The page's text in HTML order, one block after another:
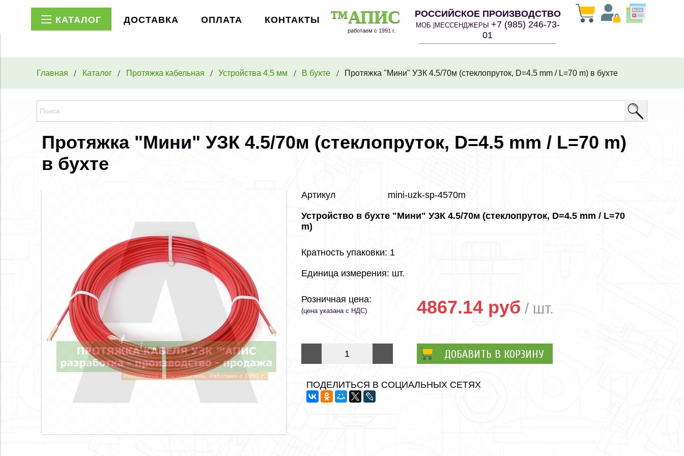
КАТАЛОГ ДОСТАВКА ОПЛАТА КОНТАКТЫ ™АПИС
работаем с 1991 г.
РОССИЙСКОЕ ПРОИЗВОДСТВО
МОБ.|МЕССЕНДЖЕРЫ +7 (985) 246-73-
01
Главная Каталог Протяжка кабельная Устройства 4.5 мм В бухте Протяжка "Мини" УЗК 4.5/70м (стеклопруток, D=4.5 mm / L=70 m) в бухте
Протяжка "Мини" УЗК 4.5/70м (стеклопруток, D=4.5 mm / L=70 m)
в бухте
Артикул mini-uzk-sp-4570m
Устройство в бухте "Мини" УЗК 4.5/70м (стеклопруток, D=4.5 mm / L=70
m)
Кратность упаковки: 1
Единица измерения: шт.
Розничная цена:
(цена указана с НДС) 4867.14 руб
ДОБАВИТЬ В КОРЗИНУ
ПОДЕЛИТЬСЯ В СОЦИАЛЬНЫХ СЕТЯХ